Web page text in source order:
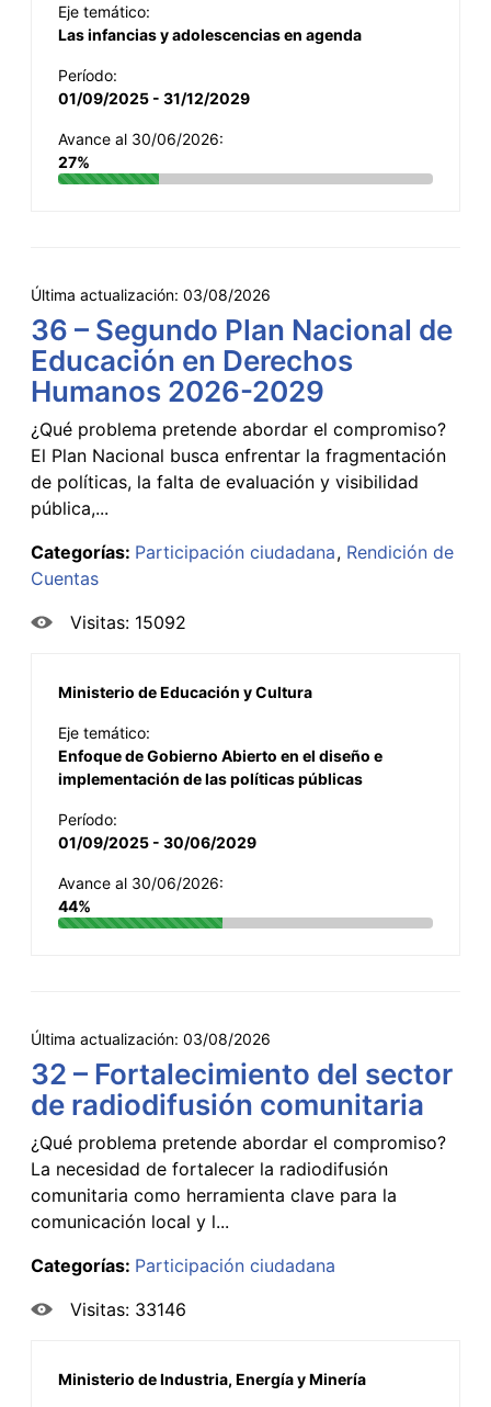
Eje temático:
Las infancias y adolescencias en agenda
Período:
01/09/2025 - 31/12/2029
Avance al 30/06/2026:
27%
Última actualización: 03/08/2026
36 – Segundo Plan Nacional de
Educación en Derechos
Humanos 2026-2029
¿Qué problema pretende abordar el compromiso?
El Plan Nacional busca enfrentar la fragmentación
de políticas, la falta de evaluación y visibilidad
pública,...
Categorías: Participación ciudadana Rendición de
Cuentas
Visitas: 15092
Ministerio de Educación y Cultura
Eje temático:
Enfoque de Gobierno Abierto en el diseño e
implementación de las políticas públicas
Período:
01/09/2025 - 30/06/2029
Avance al 30/06/2026:
44%
Última actualización: 03/08/2026
32 – Fortalecimiento del sector
de radiodifusión comunitaria
¿Qué problema pretende abordar el compromiso?
La necesidad de fortalecer la radiodifusión
comunitaria como herramienta clave para la
comunicación local y l...
Categorías: Participación ciudadana
Visitas: 33146
Ministerio de Industria, Energía y Minería